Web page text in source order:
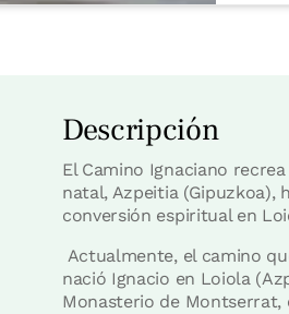
Descripción
El Camino Ignaciano
natal, Azpeitia (Gipuzkoa),
conversión espiritual en
Actualmente, el camino
nació Ignacio en Loiola
Monasterio de Montserrat,